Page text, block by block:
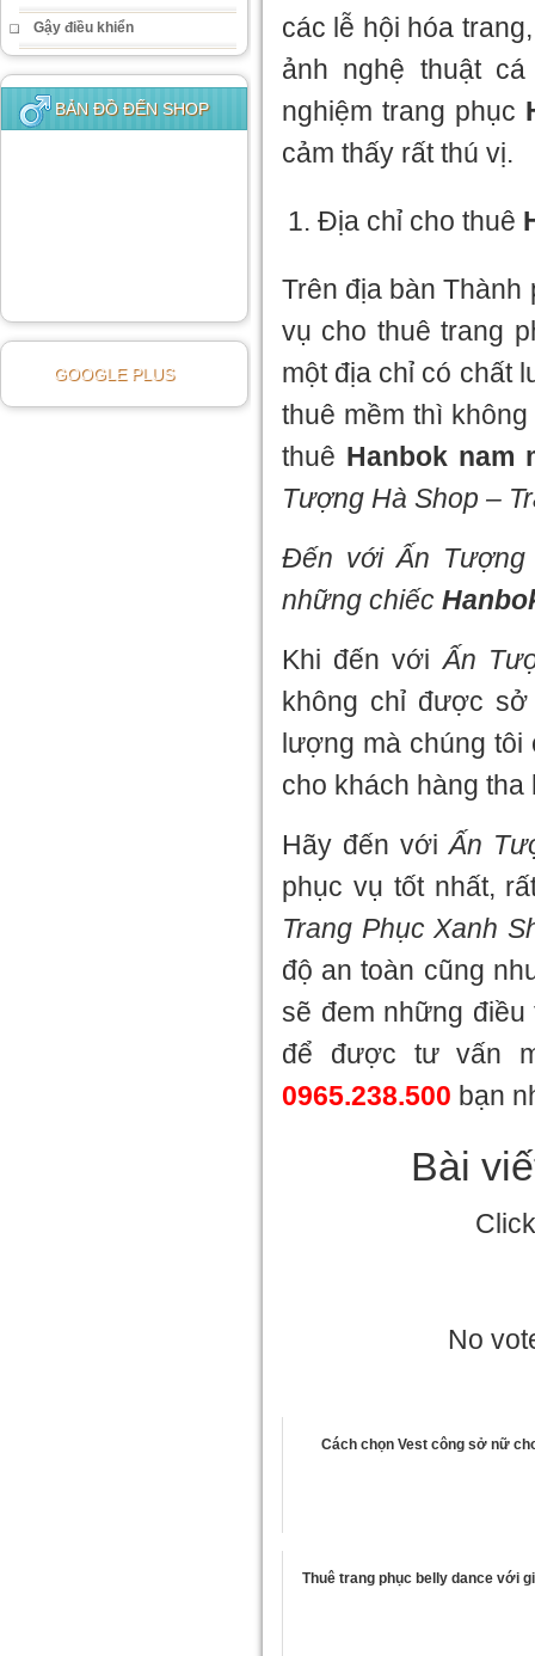
Gậy điều khiển
BẢN ĐỒ ĐẾN SHOP
GOOGLE PLUS
các lễ hội hóa
ảnh nghệ thuật
nghiệm trang phục
cảm thấy rất thú vị.
Địa chỉ cho thuê
Trên địa bàn
vụ cho thuê trang
một địa chỉ có chất
thuê mềm thì
thuê Hanbok nam
Tượng Hà Shop –
Đến vớiẤn Tượng
những chiếc
Khi đến vớiẤn
không chỉ được
lượng mà chúng tôi
cho khách hàng
Hãy đến vớiẤn
phục vụ tốt nhất,
Trang Phục Xanh
độ an toàn cũng
sẽ đem những
để được tư vấn
0965.238.500 bạn
Bài
No
Cách chọn Vest công sở nữ
Thuê trang phục belly dance với